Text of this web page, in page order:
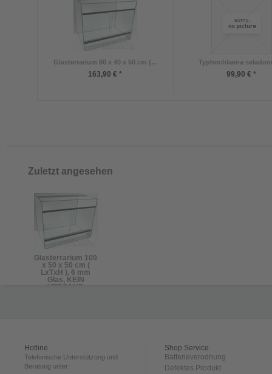
Glasterrarium 80 x 40 x 50 cm (...
163,90 € *
Typhochlaena
99,90 € *
Zuletzt angesehen
Glasterrarium 100
x 50 x 50 cm (
LxTxH ), 6 mm
Glas, KEIN
VERSAND
Hotline
Telefonische Unterstützung und
Beratung unter:
Shop Service
Batterieverodnung
Defektes Produkt